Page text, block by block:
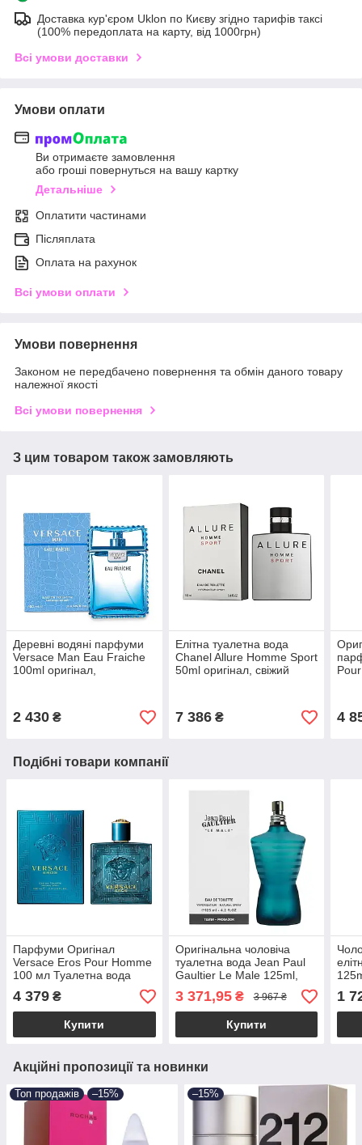
Доставка кур'єром Uklon по Києву згідно тарифів таксі
(100% передоплата на карту, від 1000грн)
Всі умови доставки
Умови оплати
Ви отримаєте замовлення
або гроші повернуться на вашу картку
Детальніше
Оплатити частинами
Післяплата
Оплата на рахунок
Всі умови оплати
Умови повернення
Законом не передбачено повернення та обмін даного товару
належної якості
Всі умови повернення
З цим товаром також замовляють
Деревні водяні парфуми
Versace Man Eau Fraiche
100ml оригінал,
2 430 ₴
Елітна туалетна вода
Chanel Allure Homme Sport
50ml оригінал, свіжий
7 386₴ 4
Подібні товари компанії
Парфуми Оригінал
Versace Eros Pour Homme
100 мл Туалетна вода
4 379 ₴
Купити
Оригінальна чоловіча
туалетна вода Jean Paul
Gaultier Le Male 125ml,
аромат
3 371,95₴ 3 967 ₴
Купити
1
Акційні пропозиції та новинки
Топ продажів –15% –15%